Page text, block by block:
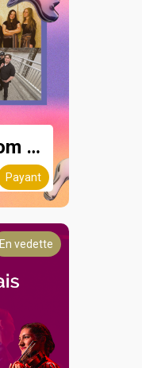
Soirée Sans Nom - 8 août
Payant
En vedette